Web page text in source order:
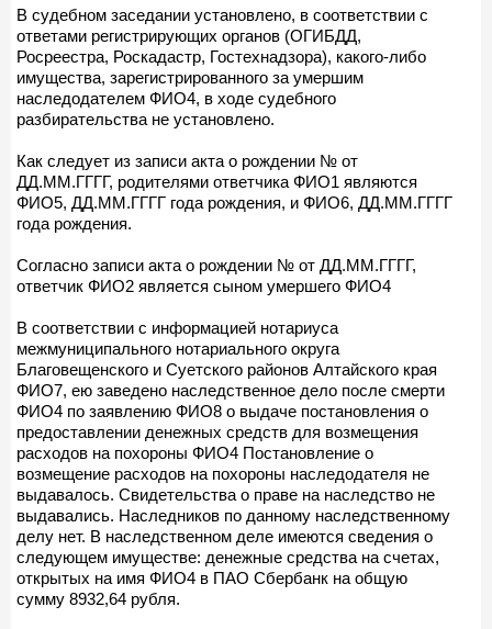
В судебном заседании установлено, в соответствии с
ответами регистрирующих органов (ОГИБДД,
Росреестра, Роскадастр, Гостехнадзора), какого-либо
имущества, зарегистрированного за умершим
наследодателем ФИО4, в ходе судебного
разбирательства не установлено.
Как следует из записи акта о рождении № от
ДД.ММ.ГГГГ, родителями ответчика ФИО1 являются
ФИО5, ДД.ММ.ГГГГ года рождения, и ФИО6, ДД.ММ.ГГГГ
года рождения.
Согласно записи акта о рождении № от ДД.ММ.ГГГГ,
ответчик ФИО2 является сыном умершего ФИО4
В соответствии с информацией нотариуса
межмуниципального нотариального округа
Благовещенского и Суетского районов Алтайского края
ФИО7, ею заведено наследственное дело после смерти
ФИО4 по заявлению ФИО8 о выдаче постановления о
предоставлении денежных средств для возмещения
расходов на похороны ФИО4 Постановление о
возмещение расходов на похороны наследодателя не
выдавалось. Свидетельства о праве на наследство не
выдавались. Наследников по данному наследственному
делу нет. В наследственном деле имеются сведения о
следующем имуществе: денежные средства на счетах,
открытых на имя ФИО4 в ПАО Сбербанк на общую
сумму 8932,64 рубля.